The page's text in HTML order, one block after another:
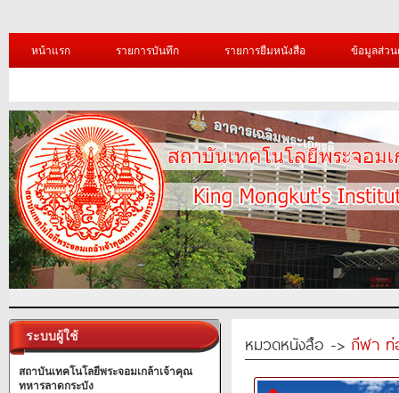
หน้าแรก รายการบันทึก รายการยืมหนังสือ ข้อมูลส่ว
ระบบผู้ใช้
สถาบันเทคโนโลยีพระจอมเกล้าเจ้าคุณ
ทหารลาดกระบัง
หมวดหนังสือ -> กีฬา ท่